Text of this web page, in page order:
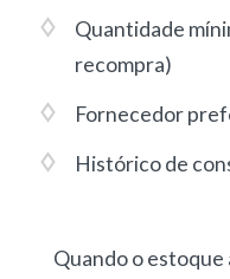
Quantidade
recompra)
Fornecedor
Histórico de
Quando o